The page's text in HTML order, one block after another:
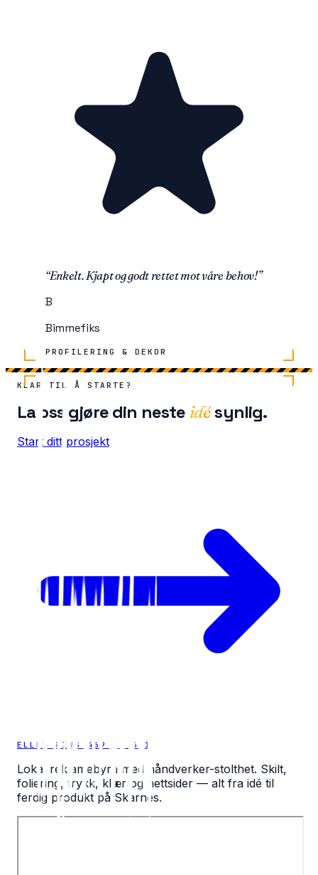
“Enkelt. Kjapt og godt rettet mot våre behov!”
B
Bimmefiks
PROFILERING & DEKOR
KLAR TIL Å STARTE?
La oss gjøre din neste idésynlig.
Start ditt prosjekt
ELLER RING 469 47 391
Lokal reklamebyrå med håndverker-stolthet. Skilt,
foliering, trykk, klær og nettsider — alt fra idé til
ferdig produkt på Skarnes.